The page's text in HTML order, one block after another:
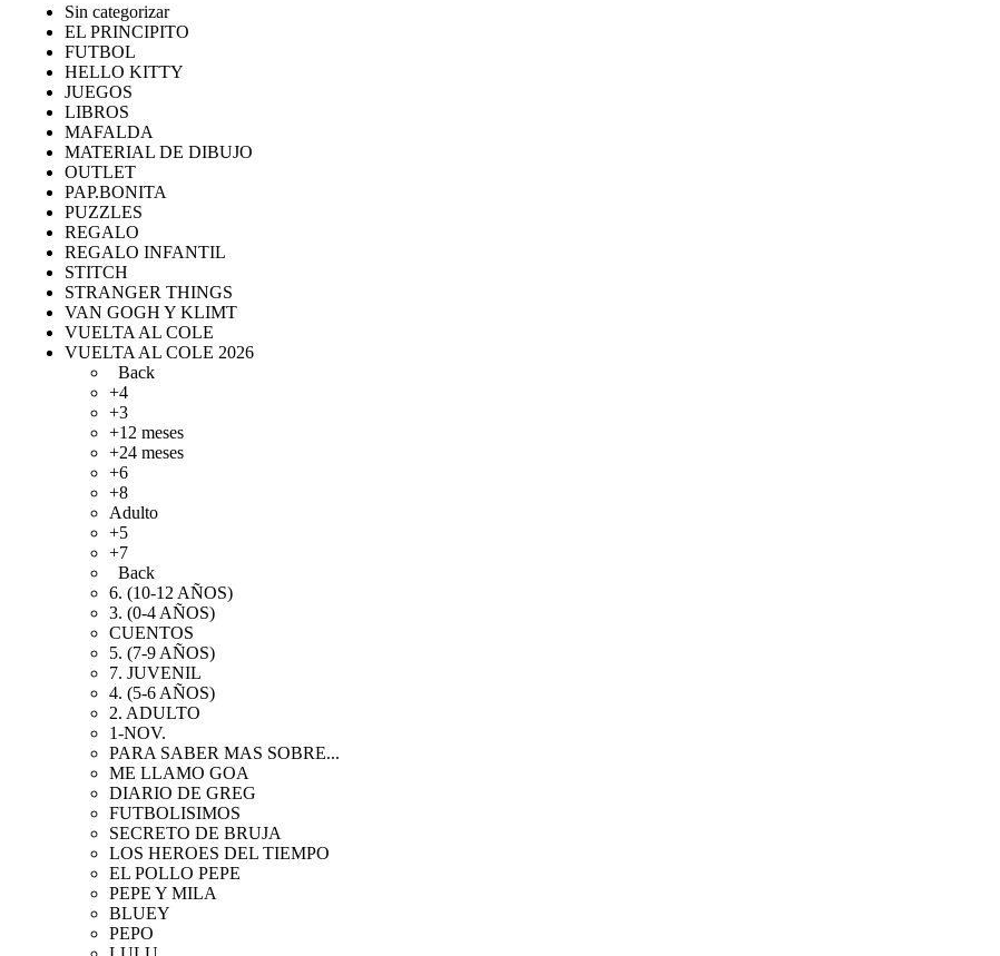
Sin categorizar
EL PRINCIPITO
FUTBOL
HELLO KITTY
JUEGOS
LIBROS
MAFALDA
MATERIAL DE DIBUJO
OUTLET
PAP.BONITA
PUZZLES
REGALO
REGALO INFANTIL
STITCH
STRANGER THINGS
VAN GOGH Y KLIMT
VUELTA AL COLE
VUELTA AL COLE 2026
Back
+4
+3
+12 meses
+24 meses
+6
+8
Adulto
+5
+7
Back
6. (10-12 AÑOS)
3. (0-4 AÑOS)
CUENTOS
5. (7-9 AÑOS)
7. JUVENIL
4. (5-6 AÑOS)
2. ADULTO
1-NOV.
PARA SABER MAS SOBRE...
ME LLAMO GOA
DIARIO DE GREG
FUTBOLISIMOS
SECRETO DE BRUJA
LOS HEROES DEL TIEMPO
EL POLLO PEPE
PEPE Y MILA
BLUEY
PEPO